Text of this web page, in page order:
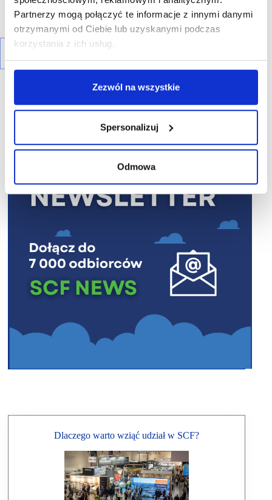
Partnerzy mogą połączyć te informacje z innymi danymi
otrzymanymi od Ciebie lub uzyskanymi podczas
korzystania z ich usług.
Zezwól na wszystkie
Spersonalizuj
Odmowa
R E K L A M A
Dlaczego warto wziąć udział w SCF?